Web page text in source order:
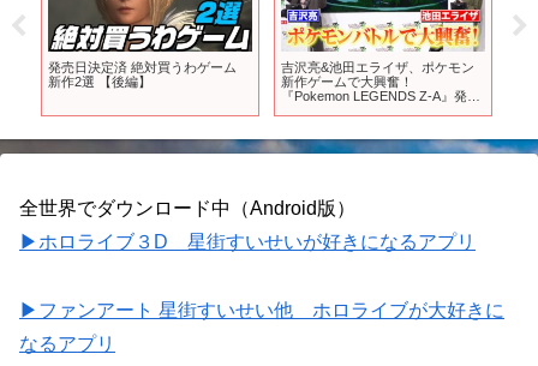
発売日決定済 絶対買うわゲーム
新作2選 【後編】
吉沢亮&池田エライザ、ポケモン
新作ゲームで大興奮！
『Pokemon LEGENDS Z-A』発売
全世界でダウンロード中（Android版）
▶ホロライブ３D 星街すいせいが好きになるアプリ
▶ファンアート 星街すいせい他 ホロライブが大好きに
なるアプリ